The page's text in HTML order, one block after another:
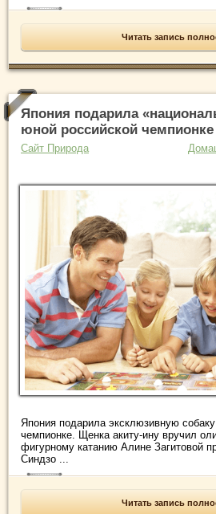
Читать запись
Япония подарила
юной российской чемпионке
Сайт Природа
Япония подарила эксклюзивную
чемпионке. Щенка акиту-ину вручил
фигурному катанию Алине Загитовой
Синдзо ...
Читать запись